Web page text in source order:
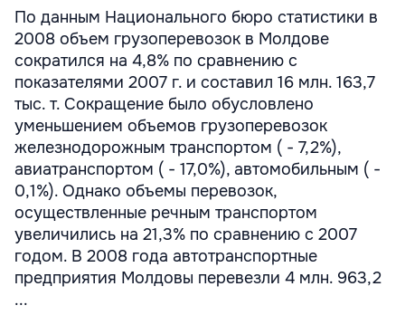
По данным Национального бюро статистики в
2008 объем грузоперевозок в Молдове
сократился на 4,8% по сравнению с
показателями 2007 г. и составил 16 млн. 163,7
тыс. т. Сокращение было обусловлено
уменьшением объемов грузоперевозок
железнодорожным транспортом ( - 7,2%),
авиатранспортом ( - 17,0%), автомобильным ( -
0,1%). Однако объемы перевозок,
осуществленные речным транспортом
увеличились на 21,3% по сравнению с 2007
годом. В 2008 года автотранспортные
предприятия Молдовы перевезли 4 млн. 963,2
...